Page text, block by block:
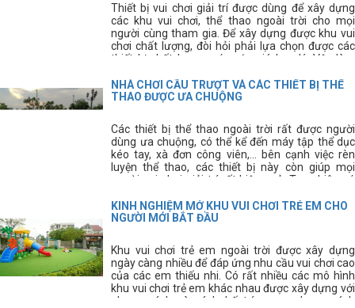
Thiết bị vui chơi giải trí được dùng để xây dựng
các khu vui chơi, thể thao ngoài trời cho mọi
người cùng tham gia. Để xây dựng được khu vui
chơi chất lượng, đòi hỏi phải lựa chọn được các
thiết bị chất lượng, có mức giá hợp lý. Vậy làm
thiết bị vui chơi chất lượng, giá rẻ đây?
NHÀ CHƠI CẦU TRƯỢT VÀ CÁC THIẾT BỊ THỂ
THAO ĐƯỢC ƯA CHUỘNG
Các thiết bị thể thao ngoài trời rất được người
dùng ưa chuộng, có thể kể đến máy tập thể dục
kéo tay, xà đơn công viên,... bên cạnh việc rèn
luyện thể thao, các thiết bị này còn giúp mọi
người vui chơi giải trí rất hiệu quả. Tuy nhiên có
bị này, hãy cùng tìm hiểu kĩ hơn về các thiết bị thể
thao thông dụng này.
KINH NGHIỆM MỞ KHU VUI CHƠI TRẺ EM CHO
NGƯỜI MỚI BẮT ĐẦU
Khu vui chơi trẻ em ngoài trời được xây dựng
ngày càng nhiều để đáp ứng nhu cầu vui chơi cao
của các em thiếu nhi. Có rất nhiều các mô hình
khu vui chơi trẻ em khác nhau được xây dựng với
phong cách và cách bố trí mang phong cách